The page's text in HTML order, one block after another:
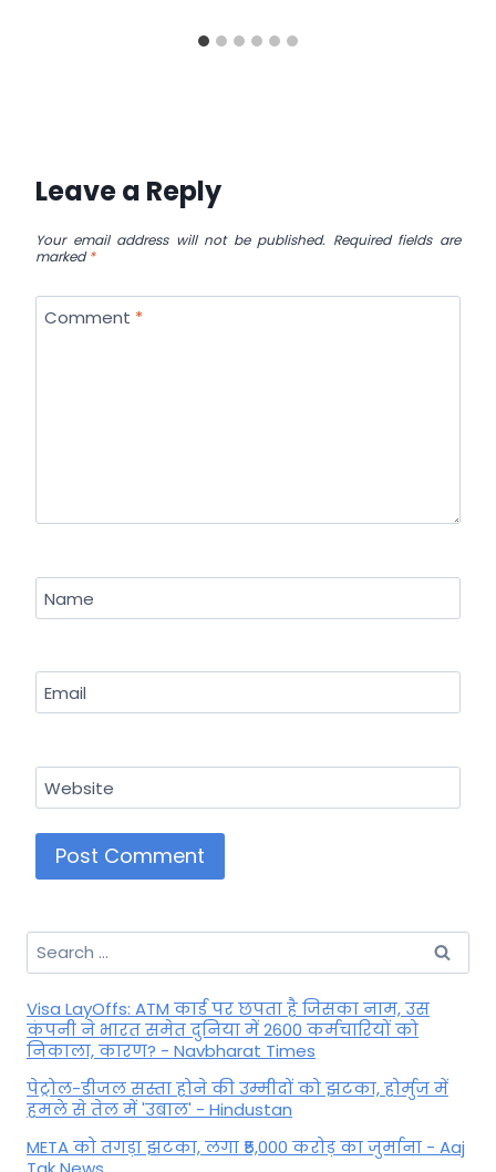
Leave a Reply
Your email address will not be published. Required fields are
marked*
Comment *
Name
Email
Website
Search
for:
Visa LayOffs: ATM कार्ड पर छपता है जिसका नाम, उस
कंपनी ने भारत समेत दुनिया में 2600 कर्मचारियों को
निकाला, कारण? - Navbharat Times
पेट्रोल-डीजल सस्ता होने की उम्मीदों को झटका, होर्मुज में
हमले से तेल में 'उबाल' - Hindustan
META को तगड़ा झटका, लगा ₹5,000 करोड़ का जुर्माना - Aaj